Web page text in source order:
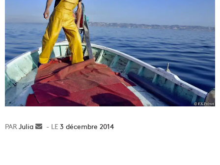
Julia
Envoyer3 décembre 2014